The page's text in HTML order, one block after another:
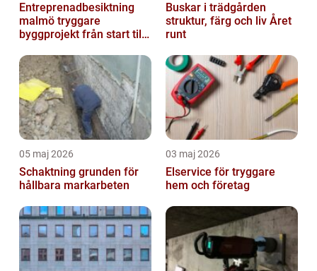
Entreprenadbesiktning
malmö tryggare
byggprojekt från start till
Buskar i trädgården
struktur, färg och liv Året
runt
05 maj 2026
Schaktning grunden för
hållbara markarbeten
03 maj 2026
Elservice för tryggare
hem och företag